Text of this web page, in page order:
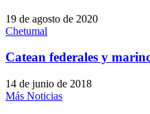
19 de agosto de 2020
Chetumal
Catean federales y
14 de junio de 2018
Más Noticias